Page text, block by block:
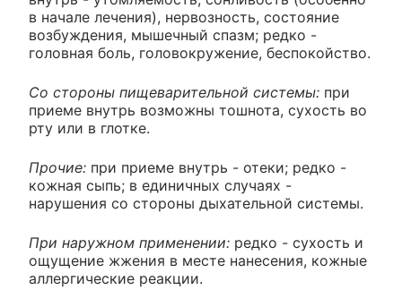
в начале лечения), нервозность, состояние
возбуждения, мышечный спазм; редко -
головная боль, головокружение, беспокойство.
Со стороны пищеварительной системы: при
приеме внутрь возможны тошнота, сухость во
рту или в глотке.
Прочие: при приеме внутрь - отеки; редко -
кожная сыпь; в единичных случаях -
нарушения со стороны дыхательной системы.
При наружном применении: редко - сухость и
ощущение жжения в месте нанесения, кожные
аллергические реакции.